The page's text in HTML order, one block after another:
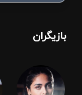
بازیگران